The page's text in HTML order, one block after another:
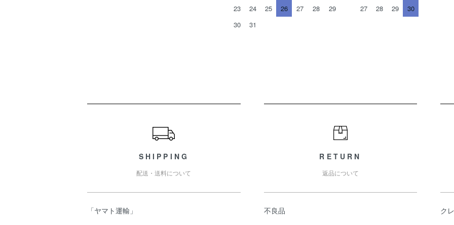
23
24 25 26 27 28
29
30
31
27
28 29 30
SHIPPING
配送・送料について
「ヤマト運輸」
RETURN
返品について
不良品
ク